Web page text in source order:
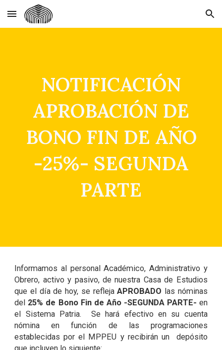
Skip to main content Skip to navigation
NOTIFICACIÓN
APROBACIÓN DE
BONO FIN DE AÑO
-25%- SEGUNDA
PARTE
Informamos al personal Académico, Administrativo y
Obrero, activo y pasivo, de nuestra Casa de Estudios
que el día de hoy, se reflejaAPROBADO las nóminas
del 25% de Bono Fin de Año -SEGUNDA PARTE- en
el Sistema Patria. Se hará efectivo en su cuenta
nómina en función de las programaciones
establecidas por el MPPEU y recibirán un depósito